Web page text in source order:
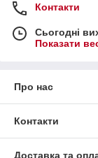
Контакти
Сьогодні
Показати
Про нас
Контакти
Доставка та